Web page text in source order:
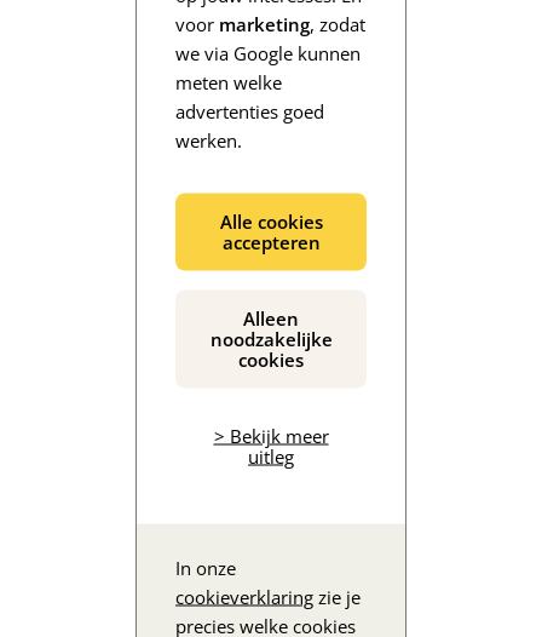
voor marketing, zodat
we via Google kunnen
meten welke
advertenties goed
werken.
Alle cookies
accepteren
Alleen
noodzakelijke
cookies
> Bekijk meer
uitleg
In onze
cookieverklaring zie je
precies welke cookies
De inhoud wordt geladen...